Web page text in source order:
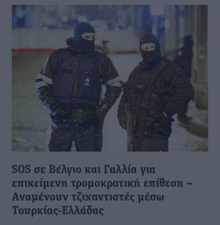
SOS σε Βέλγιο και Γαλλία για
επικείμενη τρομοκρατική επίθεση –
Aναμένουν τζιχαντιστές μέσω
Τουρκίας-Ελλάδας